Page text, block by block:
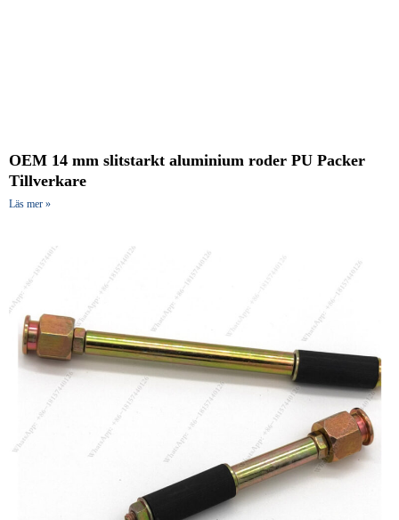
OEM 14 mm slitstarkt aluminium roder PU Packer
Tillverkare
Läs mer »